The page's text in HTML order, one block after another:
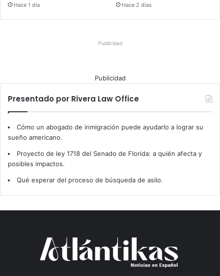
Hace 1 día Hace 2 días
Publicidad
Publicidad
Presentado por Rivera Law Office
Cómo un abogado de inmigración puede ayudarlo a lograr su
sueño americano.
Proyecto de ley 1718 del Senado de Florida: a quién afecta y
posibles impactos.
Qué esperar del proceso de búsqueda de asilo.